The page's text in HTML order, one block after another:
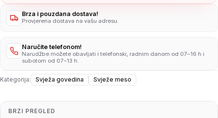
Brza i pouzdana dostava!
Provjerena dostava na vašu adresu.
Naručite telefonom!
Narudžbe možete obavljati i telefonski, radnim danom od 07–16 h i
subotom od 07–13 h.
Kategorija: Svježa govedina Svježe meso
BRZI PREGLED